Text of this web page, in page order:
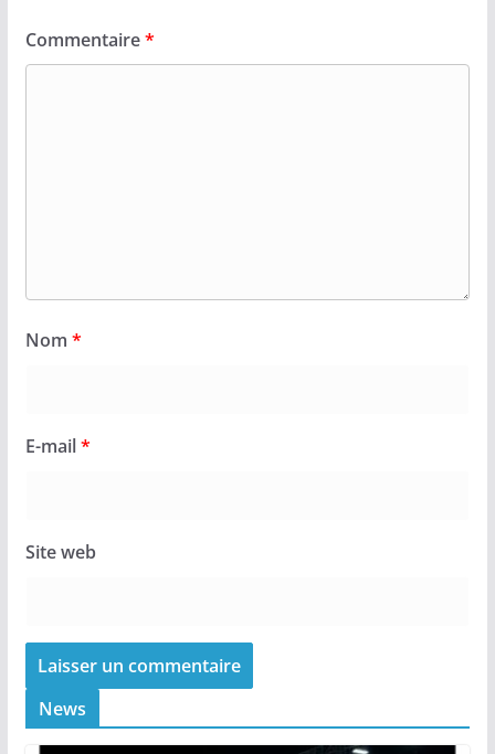
Commentaire*
Nom *
E-mail*
Site web
News